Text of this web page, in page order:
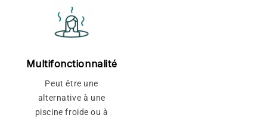
Multifonctionnalité
Peut être une
alternative à une
piscine froide ou à